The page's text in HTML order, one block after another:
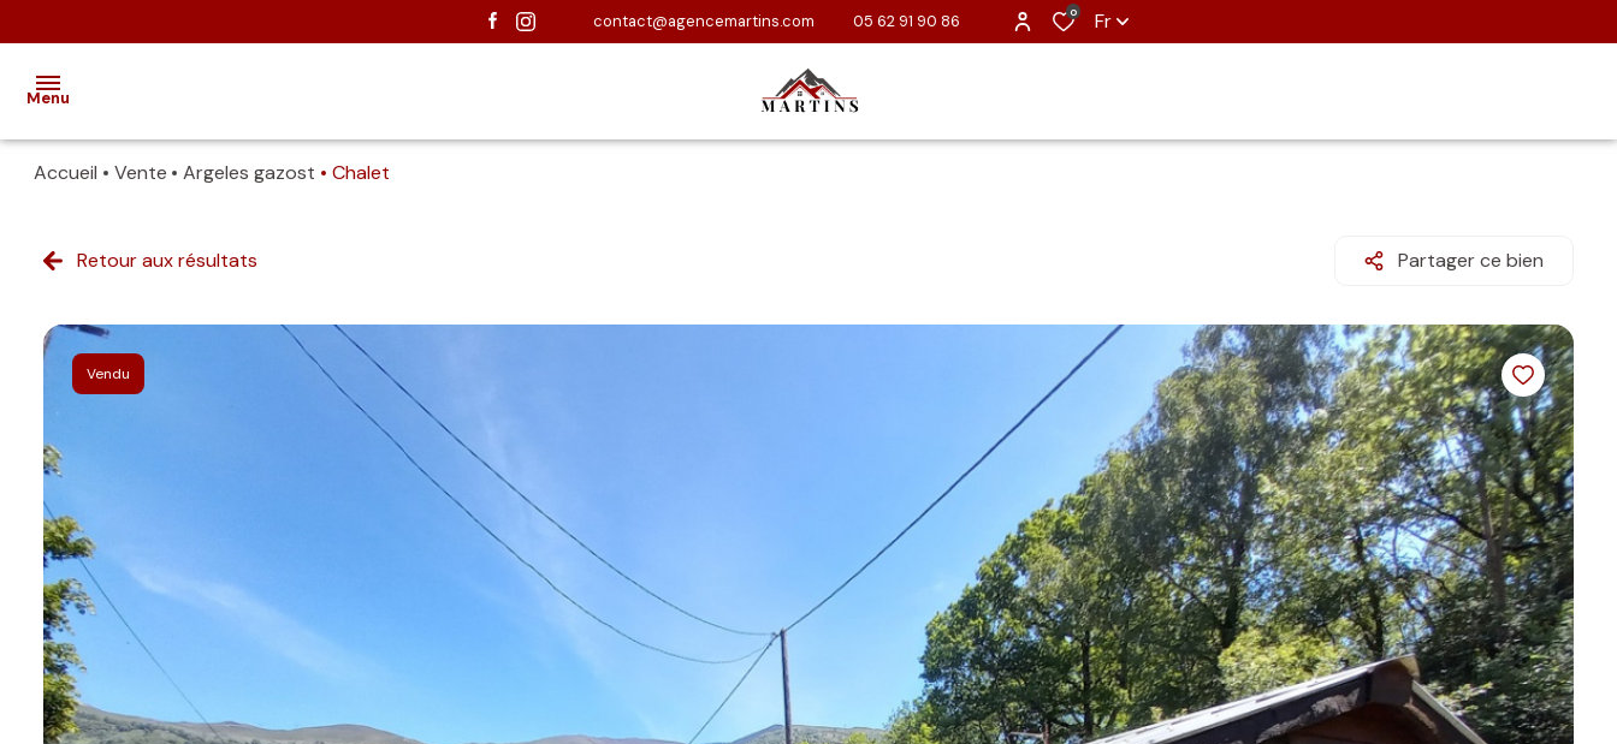
contact@agencemartins.com 05 62 91 90 86 0 Fr
Menu
VENTES
ESTIMATION
NOUS
CONTACTER
NOS
BIENS
VENDUS
Accueil Vente Argeles gazost Chalet
Retour aux résultats Partager ce bien
Vendu